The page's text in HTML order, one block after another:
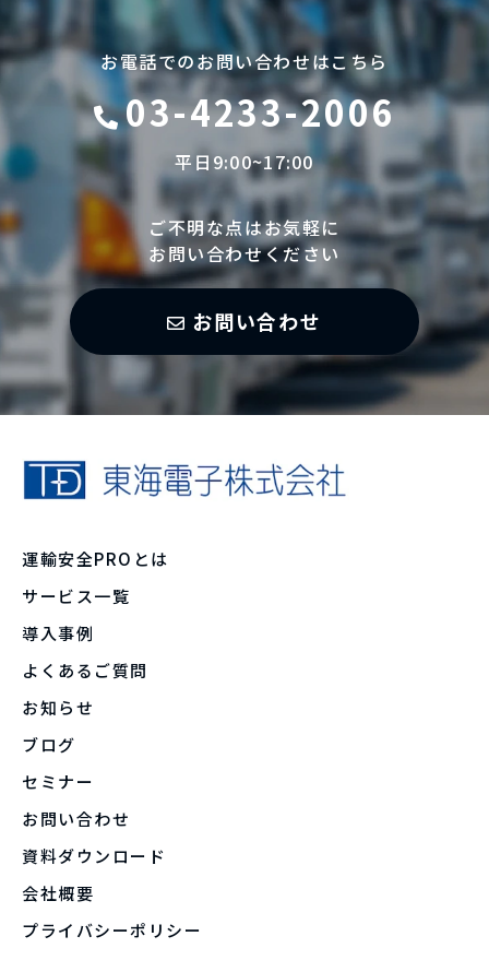
お電話でのお問い合わせはこちら
03-4233-2006
平日9:00~17:00
ご不明な点はお気軽に
お問い合わせください
お問い合わせ
運輸安全PROとは
サービス一覧
導入事例
よくあるご質問
お知らせ
ブログ
セミナー
お問い合わせ
資料ダウンロード
会社概要
プライバシーポリシー